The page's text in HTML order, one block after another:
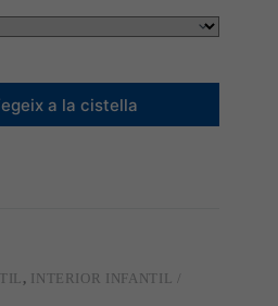
a la cistella
, INTERIOR INFANTIL /